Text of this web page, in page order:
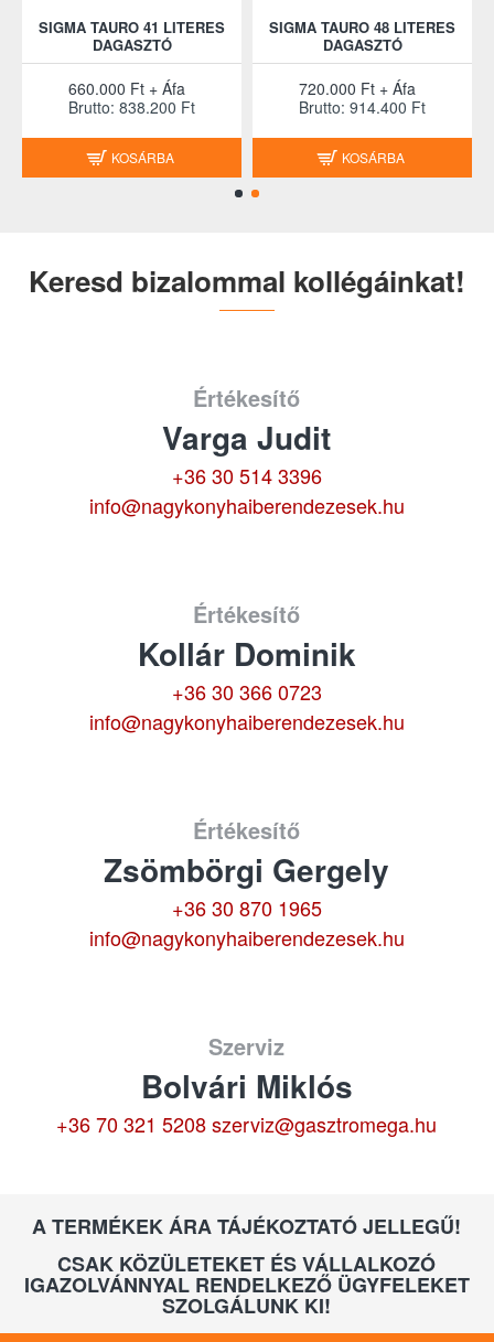
SIGMA TAURO 41 LITERES
DAGASZTÓ
660.000 Ft + Áfa
Brutto: 838.200 Ft
KOSÁRBA
SIGMA TAURO 48 LITERES
DAGASZTÓ
720.000 Ft + Áfa
Brutto: 914.400 Ft
KOSÁRBA
Keresd bizalommal kollégáinkat!
Értékesítő
Varga Judit
+36 30 514 3396
info@nagykonyhaiberendezesek.hu
Értékesítő
Kollár Dominik
+36 30 366 0723
info@nagykonyhaiberendezesek.hu
Értékesítő
Zsömbörgi Gergely
+36 30 870 1965
info@nagykonyhaiberendezesek.hu
Szerviz
Bolvári Miklós
+36 70 321 5208 szerviz@gasztromega.hu
A TERMÉKEK ÁRA TÁJÉKOZTATÓ JELLEGŰ!
CSAK KÖZÜLETEKET ÉS VÁLLALKOZÓ
IGAZOLVÁNNYAL RENDELKEZŐ ÜGYFELEKET
SZOLGÁLUNK KI!